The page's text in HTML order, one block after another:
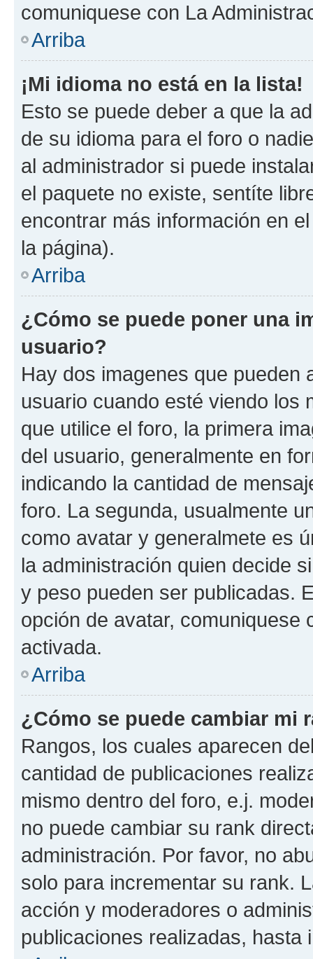
comuniquese con La
Arriba
¡Mi idioma no está en la lista!
Esto se puede deber a que la
de su idioma para el foro o
al administrador si puede
el paquete no existe, sentíte
encontrar más información en
la página).
Arriba
¿Cómo se puede poner una
usuario?
Hay dos imagenes que pueden
usuario cuando esté viendo los
que utilice el foro, la primera
del usuario, generalmente en
indicando la cantidad de
foro. La segunda, usualmente
como avatar y generalmete es
la administración quien decide
y peso pueden ser publicadas.
opción de avatar, comuniquese
activada.
Arriba
¿Cómo se puede cambiar mi
Rangos, los cuales aparecen
cantidad de publicaciones
mismo dentro del foro, e.j.
no puede cambiar su rank
administración. Por favor, no
solo para incrementar su rank.
acción y moderadores o
publicaciones realizadas, hasta